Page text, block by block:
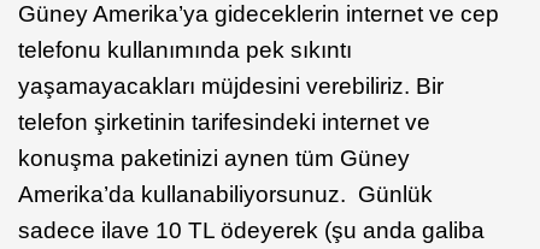
Güney Amerika’ya gideceklerin internet ve cep
telefonu kullanımında pek sıkıntı
yaşamayacakları müjdesini verebiliriz. Bir
telefon şirketinin tarifesindeki internet ve
konuşma paketinizi aynen tüm Güney
Amerika’da kullanabiliyorsunuz. Günlük
sadece ilave 10 TL ödeyerek (şu anda galiba